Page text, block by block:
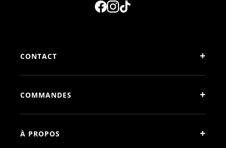
CONTACT +
COMMANDES +
À PROPOS +